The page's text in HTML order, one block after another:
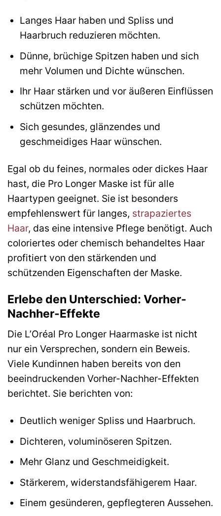
Langes Haar haben und Spliss und
Haarbruch reduzieren möchten.
Dünne, brüchige Spitzen haben und sich
mehr Volumen und Dichte wünschen.
Ihr Haar stärken und vor äußeren Einflüssen
schützen möchten.
Sich gesundes, glänzendes und
geschmeidiges Haar wünschen.
Egal ob du feines, normales oder dickes Haar
hast, die Pro Longer Maske ist für alle
Haartypen geeignet. Sie ist besonders
empfehlenswert für langes, strapaziertes
Haar, das eine intensive Pflege benötigt. Auch
coloriertes oder chemisch behandeltes Haar
profitiert von den stärkenden und
schützenden Eigenschaften der Maske.
Erlebe den Unterschied: Vorher-
Nachher-Effekte
Die L’Oréal Pro Longer Haarmaske ist nicht
nur ein Versprechen, sondern ein Beweis.
Viele Kundinnen haben bereits von den
beeindruckenden Vorher-Nachher-Effekten
berichtet. Sie berichten von:
Deutlich weniger Spliss und Haarbruch.
Dichteren, voluminöseren Spitzen.
Mehr Glanz und Geschmeidigkeit.
Stärkerem, widerstandsfähigerem Haar.
Einem gesünderen, gepflegteren Aussehen.